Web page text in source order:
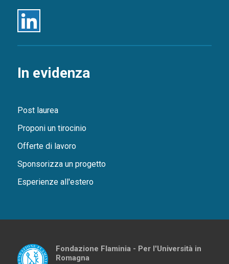
Linkedin
In evidenza
Post laurea
Proponi un tirocinio
Offerte di lavoro
Sponsorizza un progetto
Esperienze all'estero
Fondazione Flaminia - Per l'Università in
Romagna